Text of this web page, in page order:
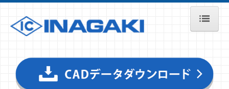
製品案内